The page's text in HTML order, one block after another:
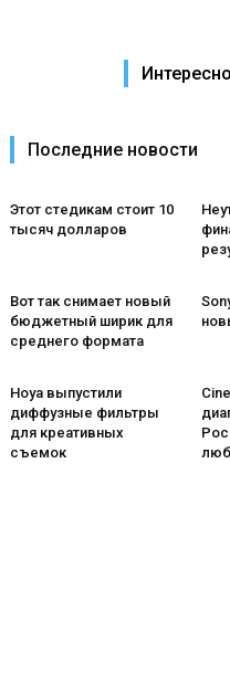
Последние новости
Этот стедикам стоит 10
тысяч долларов
Вот так снимает новый
бюджетный ширик для
среднего формата
Hoya выпустили
диффузные фильтры
для креативных
съемок